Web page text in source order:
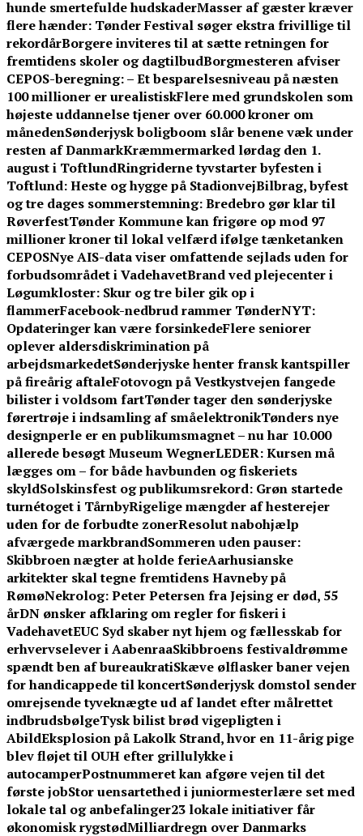
hunde smertefulde hudskaderMasser af gæster kræver
flere hænder: Tønder Festival søger ekstra frivillige til
rekordårBorgere inviteres til at sætte retningen for
fremtidens skoler og dagtilbudBorgmesteren afviser
CEPOS-beregning: – Et besparelsesniveau på næsten
100 millioner er urealistiskFlere med grundskolen som
højeste uddannelse tjener over 60.000 kroner om
månedenSønderjysk boligboom slår benene væk under
resten af DanmarkKræmmermarked lørdag den 1.
august i ToftlundRingriderne tyvstarter byfesten i
Toftlund: Heste og hygge på StadionvejBilbrag, byfest
og tre dages sommerstemning: Bredebro gør klar til
RøverfestTønder Kommune kan frigøre op mod 97
millioner kroner til lokal velfærd ifølge tænketanken
CEPOSNye AIS-data viser omfattende sejlads uden for
forbudsområdet i VadehavetBrand ved plejecenter i
Løgumkloster: Skur og tre biler gik op i
flammerFacebook-nedbrud rammer TønderNYT:
Opdateringer kan være forsinkedeFlere seniorer
oplever aldersdiskrimination på
arbejdsmarkedetSønderjyske henter fransk kantspiller
på fireårig aftaleFotovogn på Vestkystvejen fangede
bilister i voldsom fartTønder tager den sønderjyske
førertrøje i indsamling af småelektronikTønders nye
designperle er en publikumsmagnet – nu har 10.000
allerede besøgt Museum WegnerLEDER: Kursen må
lægges om – for både havbunden og fiskeriets
skyldSolskinsfest og publikumsrekord: Grøn startede
turnétoget i TårnbyRigelige mængder af hesterejer
uden for de forbudte zonerResolut nabohjælp
afværgede markbrandSommeren uden pauser:
Skibbroen nægter at holde ferieAarhusianske
arkitekter skal tegne fremtidens Havneby på
RømøNekrolog: Peter Petersen fra Jejsing er død, 55
årDN ønsker afklaring om regler for fiskeri i
VadehavetEUC Syd skaber nyt hjem og fællesskab for
erhvervselever i AabenraaSkibbroens festivaldrømme
spændt ben af bureaukratiSkæve ølflasker baner vejen
for handicappede til koncertSønderjysk domstol sender
omrejsende tyveknægte ud af landet efter målrettet
indbrudsbølgeTysk bilist brød vigepligten i
AbildEksplosion på Lakolk Strand, hvor en 11-årig pige
blev fløjet til OUH efter grillulykke i
autocamperPostnummeret kan afgøre vejen til det
første jobStor uensartethed i juniormesterlære set med
lokale tal og anbefalinger23 lokale initiativer får
økonomisk rygstødMilliardregn over Danmarks